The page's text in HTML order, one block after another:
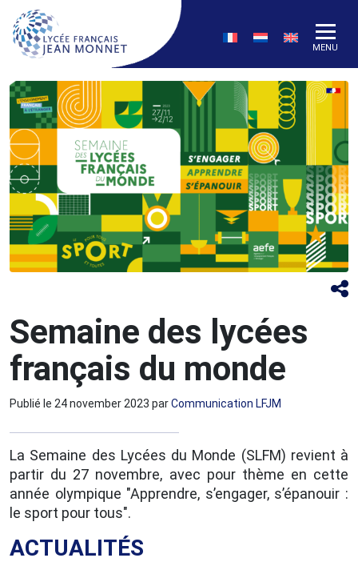
MENU
Semaine des lycées
français du monde
Publié le 24 november 2023 parCommunication LFJM
La Semaine des Lycées du Monde (SLFM) revient à
partir du 27 novembre, avec pour thème en cette
année olympique "Apprendre, s’engager, s’épanouir :
le sport pour tous".
ACTUALITÉS